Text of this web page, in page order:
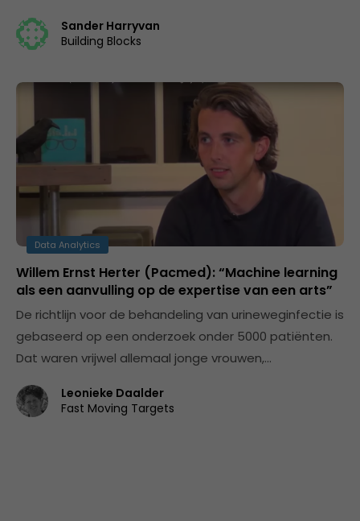
Sander Harryvan
Building Blocks
Data Analytics
Willem Ernst Herter (Pacmed): “Machine learning
als een aanvulling op de expertise van een arts”
De richtlijn voor de behandeling van urineweginfectie is
gebaseerd op een onderzoek onder 5000 patiënten.
Dat waren vrijwel allemaal jonge vrouwen,…
Leonieke Daalder
Fast Moving Targets